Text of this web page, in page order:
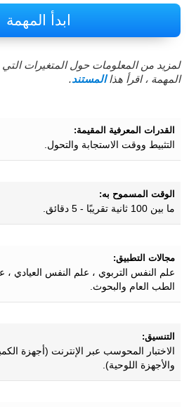
ابدأ المهمة
لمزيد من المعلومات حول المتغيرات
المهمة ، اقرأ هذاالمستند.
القدرات المعرفية المقيمة:
التثبيط ووقت الاستجابة والتحول.
الوقت المسموح به:
ما بين 100 ثانية تقريبًا - 5 دقائق.
مجالات التطبيق:
علم النفس التربوي ، علم النفس العيادي ،
الطب العام والبحوث.
التنسيق:
الاختبار المحوسب عبر الإنترنت (أجهزة
والأجهزة اللوحية).